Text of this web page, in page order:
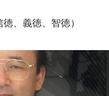
、義徳、智徳）